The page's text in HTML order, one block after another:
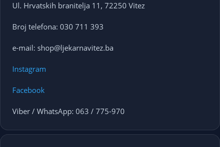
Ul. Hrvatskih branitelja 11, 72250 Vitez
Broj telefona: 030 711 393
e-mail: shop@ljekarnavitez.ba
Instagram
Facebook
Viber / WhatsApp: 063 / 775-970